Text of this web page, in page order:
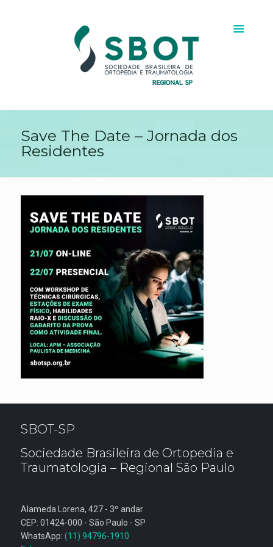
Save The Date – Jornada dos
Residentes
SBOT-SP
Sociedade Brasileira de Ortopedia e
Traumatologia – Regional São Paulo
Alameda Lorena, 427 - 3º andar
CEP: 01424-000 - São Paulo - SP
WhatsApp: (11) 94796-1910